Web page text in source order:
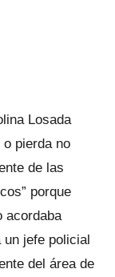
Losada
o pierda no
de las
porque
acordaba
un jefe policial
del área de